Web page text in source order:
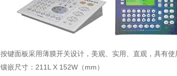
按键面板采用薄膜开关设计，美观、实用、直观，具有使
镶嵌尺寸： 211L X 152W （ mm ）